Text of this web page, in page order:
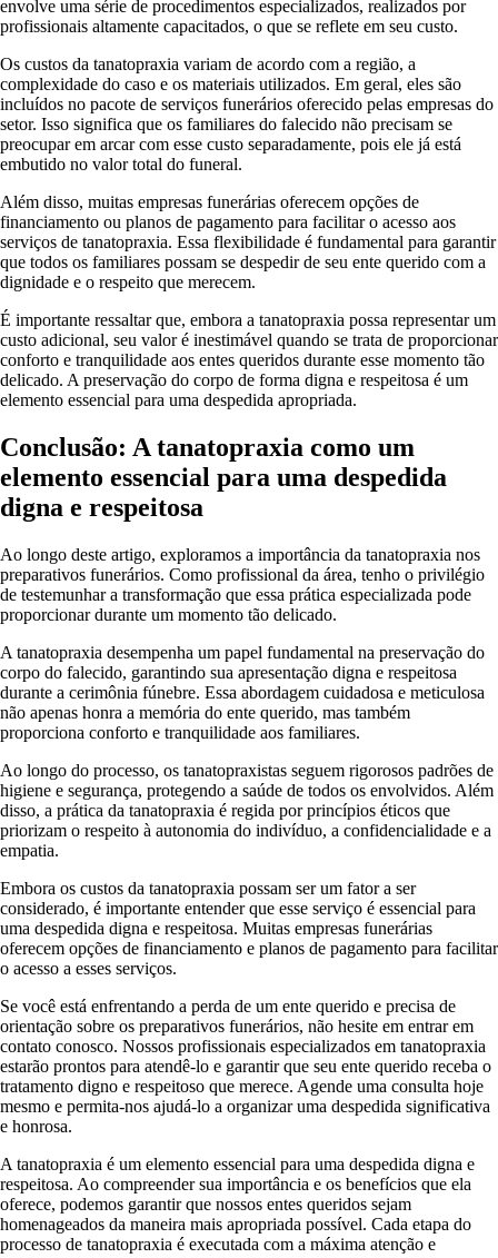
envolve uma série de procedimentos especializados, realizados por
profissionais altamente capacitados, o que se reflete em seu custo.
Os custos da tanatopraxia variam de acordo com a região, a
complexidade do caso e os materiais utilizados. Em geral, eles são
incluídos no pacote de serviços funerários oferecido pelas empresas do
setor. Isso significa que os familiares do falecido não precisam se
preocupar em arcar com esse custo separadamente, pois ele já está
embutido no valor total do funeral.
Além disso, muitas empresas funerárias oferecem opções de
financiamento ou planos de pagamento para facilitar o acesso aos
serviços de tanatopraxia. Essa flexibilidade é fundamental para garantir
que todos os familiares possam se despedir de seu ente querido com a
dignidade e o respeito que merecem.
É importante ressaltar que, embora a tanatopraxia possa representar um
custo adicional, seu valor é inestimável quando se trata de proporcionar
conforto e tranquilidade aos entes queridos durante esse momento tão
delicado. A preservação do corpo de forma digna e respeitosa é um
elemento essencial para uma despedida apropriada.
Conclusão: A tanatopraxia como um
elemento essencial para uma despedida
digna e respeitosa
Ao longo deste artigo, exploramos a importância da tanatopraxia nos
preparativos funerários. Como profissional da área, tenho o privilégio
de testemunhar a transformação que essa prática especializada pode
proporcionar durante um momento tão delicado.
A tanatopraxia desempenha um papel fundamental na preservação do
corpo do falecido, garantindo sua apresentação digna e respeitosa
durante a cerimônia fúnebre. Essa abordagem cuidadosa e meticulosa
não apenas honra a memória do ente querido, mas também
proporciona conforto e tranquilidade aos familiares.
Ao longo do processo, os tanatopraxistas seguem rigorosos padrões de
higiene e segurança, protegendo a saúde de todos os envolvidos. Além
disso, a prática da tanatopraxia é regida por princípios éticos que
priorizam o respeito à autonomia do indivíduo, a confidencialidade e a
empatia.
Embora os custos da tanatopraxia possam ser um fator a ser
considerado, é importante entender que esse serviço é essencial para
uma despedida digna e respeitosa. Muitas empresas funerárias
oferecem opções de financiamento e planos de pagamento para facilitar
o acesso a esses serviços.
Se você está enfrentando a perda de um ente querido e precisa de
orientação sobre os preparativos funerários, não hesite em entrar em
contato conosco. Nossos profissionais especializados em tanatopraxia
estarão prontos para atendê-lo e garantir que seu ente querido receba o
tratamento digno e respeitoso que merece. Agende uma consulta hoje
mesmo e permita-nos ajudá-lo a organizar uma despedida significativa
e honrosa.
A tanatopraxia é um elemento essencial para uma despedida digna e
respeitosa. Ao compreender sua importância e os benefícios que ela
oferece, podemos garantir que nossos entes queridos sejam
homenageados da maneira mais apropriada possível. Cada etapa do
processo de tanatopraxia é executada com a máxima atenção e